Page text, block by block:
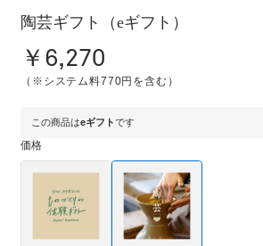
陶芸ギフト（eギフト）
￥6,270
（※システム料770円を含む）
この商品はeギフトです
価格